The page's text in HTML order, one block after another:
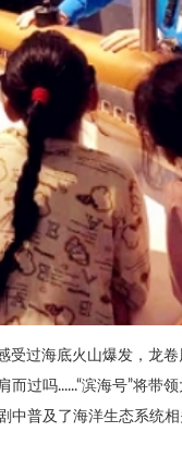
过海底火山爆发，龙
过吗......“滨海号”将带
普及了海洋生态系统